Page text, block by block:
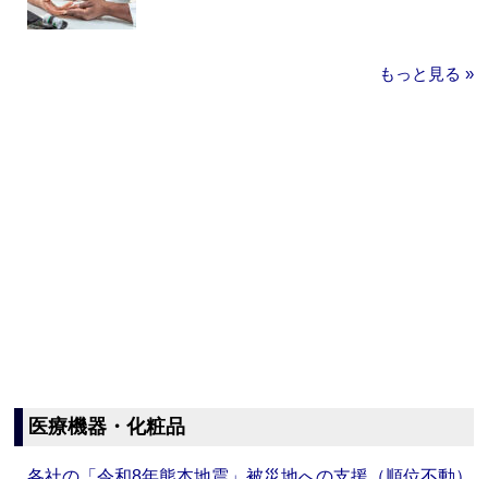
もっと見る »
医療機器・化粧品